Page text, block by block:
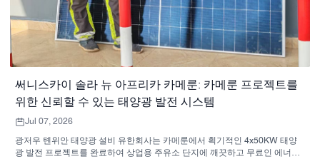
써니스카이 솔라 뉴 아프리카 카메룬: 카메룬 프로젝트를
위한 신뢰할 수 있는 태양광 발전 시스템
Jul 07, 2026
광저우 톈위안 태양광 설비 유한회사는 카메룬에서 획기적인 4x50KW 태양
광 발전 프로젝트를 완료하여 상업용 주유소 단지에 깨끗하고 무료인 에너지